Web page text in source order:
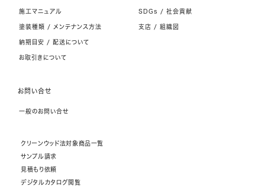
施工マニュアル
塗装種類 / メンテナンス方法
納期目安 / 配送について
お取引きについて
SDGs / 社会貢献
支店 / 組織図
お問い合せ
一般のお問い合せ
クリーンウッド法対象商品一覧
サンプル請求
見積もり依頼
デジタルカタログ閲覧